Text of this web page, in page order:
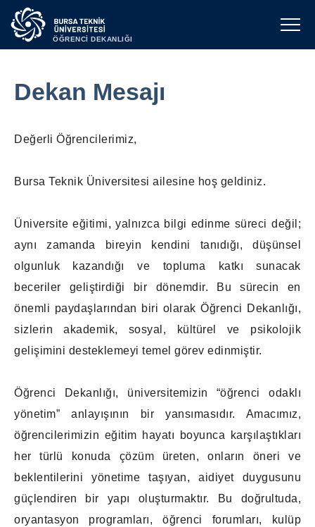
ÖĞRENCİ DEKANLIĞI
Dekan Mesajı
Değerli Öğrencilerimiz,
Bursa Teknik Üniversitesi ailesine hoş geldiniz.
Üniversite eğitimi, yalnızca bilgi edinme süreci değil;
aynı zamanda bireyin kendini tanıdığı, düşünsel
olgunluk kazandığı ve topluma katkı sunacak
beceriler geliştirdiği bir dönemdir. Bu sürecin en
önemli paydaşlarından biri olarak Öğrenci Dekanlığı,
sizlerin akademik, sosyal, kültürel ve psikolojik
gelişimini desteklemeyi temel görev edinmiştir.
Öğrenci Dekanlığı, üniversitemizin “öğrenci odaklı
yönetim” anlayışının bir yansımasıdır. Amacımız,
öğrencilerimizin eğitim hayatı boyunca karşılaştıkları
her türlü konuda çözüm üreten, onların öneri ve
beklentilerini yönetime taşıyan, aidiyet duygusunu
güçlendiren bir yapı oluşturmaktır. Bu doğrultuda,
oryantasyon programları, öğrenci forumları, kulüp